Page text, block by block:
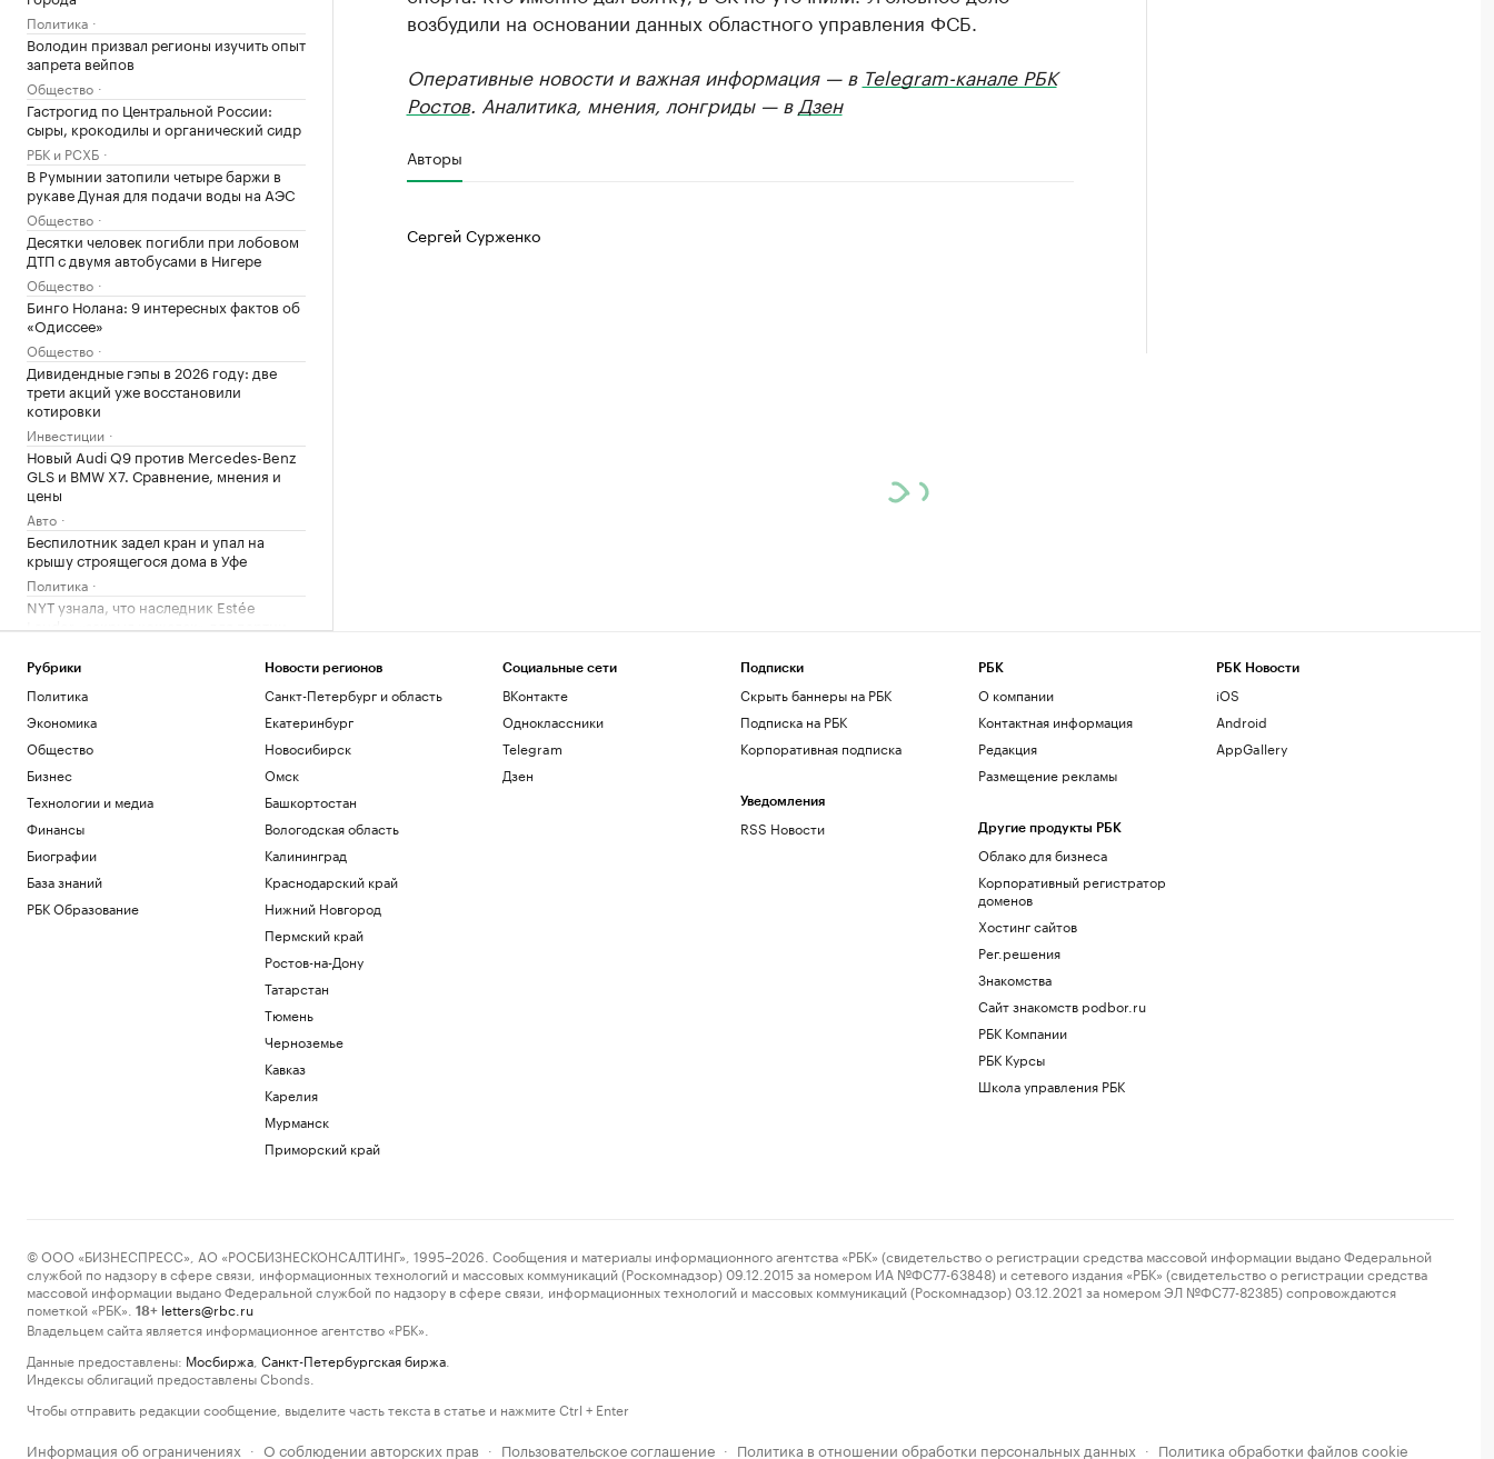
Политика
Володин призвал регионы изучить опыт
запрета вейпов
Общество
Гастрогид по Центральной России:
сыры, крокодилы и органический сидр
РБК и РСХБ
В Румынии затопили четыре баржи в
рукаве Дуная для подачи воды на АЭС
Общество
Десятки человек погибли при лобовом
ДТП с двумя автобусами в Нигере
Общество
Бинго Нолана: 9 интересных фактов об
«Одиссее»
Общество
Дивидендные гэпы в 2026 году: две
трети акций уже восстановили
котировки
Инвестиции
Новый Audi Q9 против Mercedes-Benz
GLS и BMW X7. Сравнение, мнения и
цены
Авто
Беспилотник задел кран и упал на
крышу строящегося дома в Уфе
Политика
NYT узнала, что наследник Estée
Lauder «закрыл кошелек» для партии
Политика
Дептранс назвал причину сбоя в
движении трамваев на севере Москвы
Общество
Александрова обыграла первую
ракетку мира Соболенко на турнире
WTA
возбудили на основании данных областного управления ФСБ.
Оперативные новости и важная информация — в Telegram-канале РБК
Ростов. Аналитика, мнения, лонгриды — в Дзен
Авторы
Сергей Сурженко
Рубрики
Политика
Экономика
Общество
Бизнес
Технологии и медиа
Финансы
Биографии
База знаний
РБК Образование
Новости регионов
Санкт-Петербург и область
Екатеринбург
Новосибирск
Омск
Башкортостан
Вологодская область
Калининград
Краснодарский край
Нижний Новгород
Пермский край
Ростов-на-Дону
Татарстан
Тюмень
Черноземье
Кавказ
Карелия
Мурманск
Приморский край
Социальные сети
ВКонтакте
Одноклассники
Telegram
Дзен
Подписки
Скрыть баннеры на РБК
Подписка на РБК
Корпоративная подписка
Уведомления
RSS Новости
РБК
О компании
Контактная информация
Редакция
Размещение рекламы
Другие продукты РБК
Облако для бизнеса
Корпоративный регистратор
доменов
Хостинг сайтов
Рег.решения
Знакомства
Сайт знакомств podbor.ru
РБК Компании
РБК Курсы
Школа управления РБК
РБК Новости
iOS
Android
AppGallery
© ООО «БИЗНЕСПРЕСС», АО «РОСБИЗНЕСКОНСАЛТИНГ», 1995–2026. Сообщения и материалы информационного агентства «РБК» (свидетельство о регистрации средства массовой информации выдано Федеральной
службой по надзору в сфере связи, информационных технологий и массовых коммуникаций (Роскомнадзор) 09.12.2015 за номером ИА №ФС77-63848) и сетевого издания «РБК» (свидетельство о регистрации средства
массовой информации выдано Федеральной службой по надзору в сфере связи, информационных технологий и массовых коммуникаций (Роскомнадзор) 03.12.2021 за номером ЭЛ №ФС77-82385) сопровождаются
пометкой «РБК».
18+ letters@rbc.ru
Владельцем сайта является информационное агентство «РБК».
Данные предоставлены: Мосбиржа Санкт-Петербургская биржа
Индексы облигаций предоставлены Cbonds.
Чтобы отправить редакции сообщение, выделите часть текста в статье и нажмите Ctrl + Enter
Информация об ограничениях · О соблюдении авторских прав · Пользовательское соглашение · Политика в отношении обработки персональных данных · Политика обработки файлов cookie